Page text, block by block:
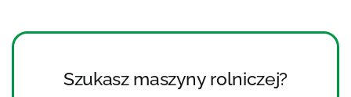
Szukasz maszyny rolniczej?